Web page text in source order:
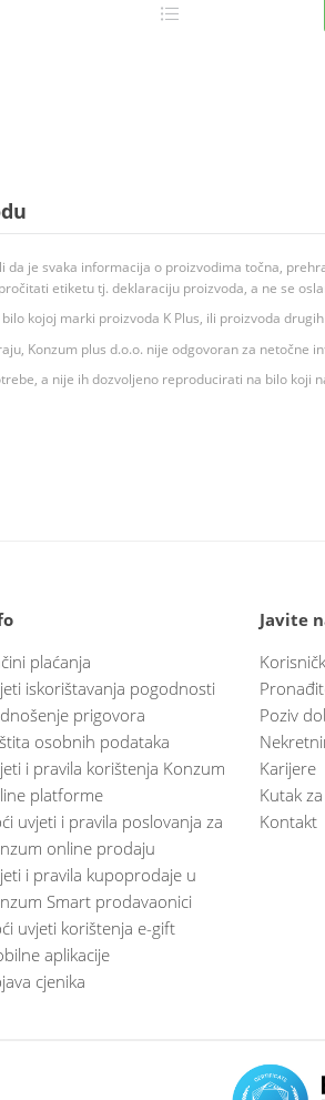
da je svaka informacija o proizvodima točna,
etiketu tj. deklaraciju proizvoda, a ne se
kojoj marki proizvoda K Plus, ili proizvoda
Konzum plus d.o.o. nije odgovoran za netočne
a nije ih dozvoljeno reproducirati na bilo koji
plaćanja
iskorištavanja pogodnosti
prigovora
osobnih podataka
i pravila korištenja Konzum
platforme
uvjeti i pravila poslovanja za
online prodaju
i pravila kupoprodaje u
Smart prodavaonici
uvjeti korištenja e-gift
aplikacije
cjenika
Javite
Poziv
Karijere
Kutak
Kontakt